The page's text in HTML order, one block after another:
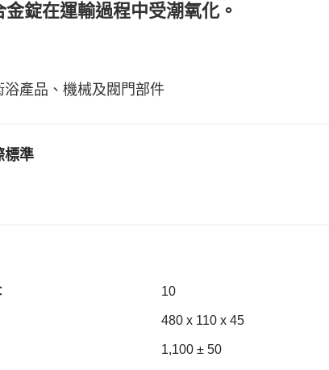
錠在運輸過程中受潮氧化。
產品、機械及閥門部件
標準
10
480 x 110 x 45
1,100 ± 50